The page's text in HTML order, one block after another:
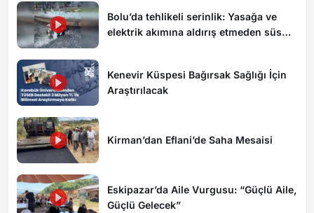
Bolu’da tehlikeli serinlik: Yasağa ve
elektrik akımına aldırış etmeden süs
Kenevir Küspesi Bağırsak Sağlığı İçin
Araştırılacak
Kirman’dan Eflani’de Saha Mesaisi
Eskipazar’da Aile Vurgusu: “Güçlü Aile,
Güçlü Gelecek”